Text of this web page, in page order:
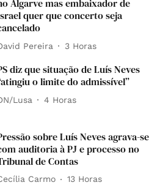
Algarve mas embaixador de
quer que concerto seja
Pereira 3 Horas
diz que situação de Luís Neves
o limite do admissível”
Lusa 4 Horas
sobre Luís Neves agrava-se
auditoria à PJ e processo no
de Contas
Carmo 13 Horas